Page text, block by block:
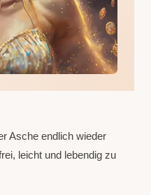
Asche endlich wieder
leicht und lebendig zu